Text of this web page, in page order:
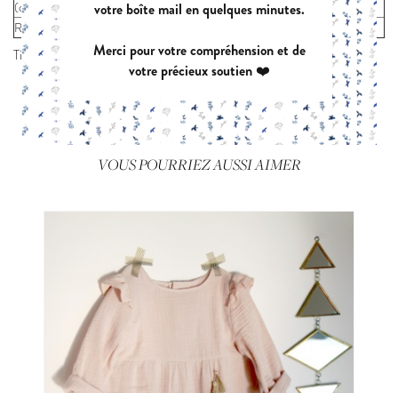
(cm)
Ruban
Tissus conseillés:
Poids: très léger à moyen (120 à 240 g/m²)
Tissu : chaîne et trame (batiste, double gaze)
Taux d’élasticité* : 0 à 10% max (0% élasthanne)
VOUS POURRIEZ AUSSI AIMER
votre boîte mail en quelques minutes.
Merci pour votre compréhension et de
votre précieux soutien ❤️